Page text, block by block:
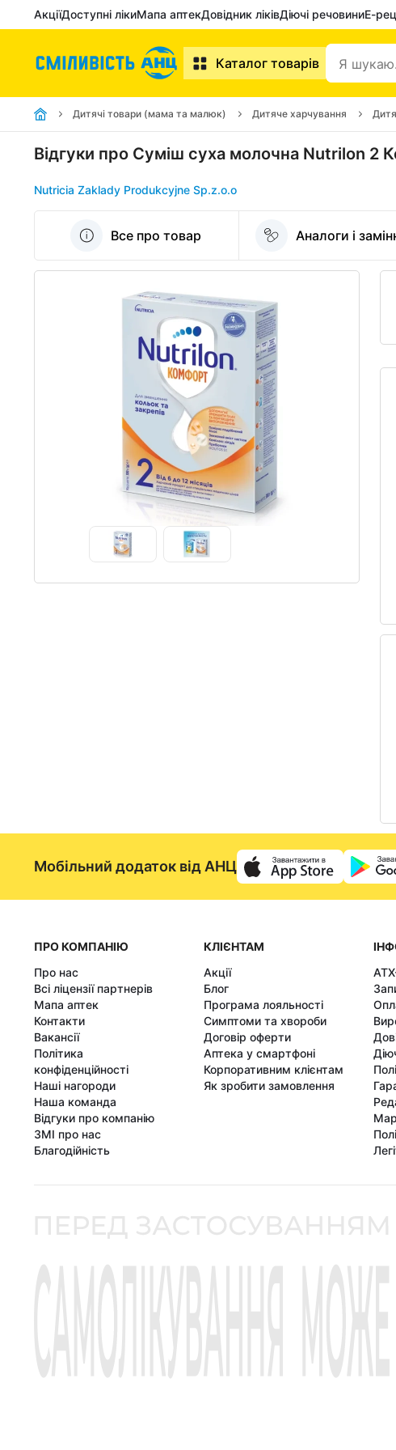
АкціїДоступні лікиМапа аптекДовідник ліківДіючі речовиниЕ-
Каталог товарів
Дитячі товари (мама та малюк) Дитяче харчування
Відгуки про Суміш суха молочна Nutrilon 2
Nutricia Zaklady Produkcyjne Sp.z.o.o
Все про товар Аналоги і
Мобільний додаток від АНЦ
ПРО КОМПАНІЮ
Про нас
Всі ліцензії партнерів
Мапа аптек
Контакти
Вакансії
Політика
конфіденційності
Наші нагороди
Наша команда
Відгуки про компанію
ЗМІ про нас
Благодійність
КЛІЄНТАМ
Акції
Блог
Програма лояльності
Симптоми та хвороби
Договір оферти
Аптека у смартфоні
Корпоративним клієнтам
Як зробити замовлення